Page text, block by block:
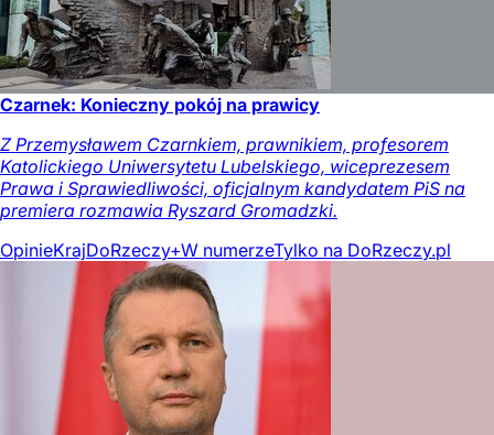
Czarnek: Konieczny pokój na prawicy
Z Przemysławem Czarnkiem, prawnikiem, profesorem
Katolickiego Uniwersytetu Lubelskiego, wiceprezesem
Prawa i Sprawiedliwości, oficjalnym kandydatem PiS na
premiera rozmawia Ryszard Gromadzki.
OpinieKrajDoRzeczy+W numerzeTylko na DoRzeczy.pl